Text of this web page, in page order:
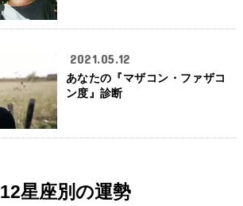
2021.05.12
あなたの『マザコン・ファザコ
ン度』診断
12星座別の運勢